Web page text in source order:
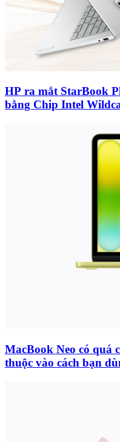
HP ra mắt StarBook
bằng Chip Intel
MacBook Neo có quá
thuộc vào cách bạn